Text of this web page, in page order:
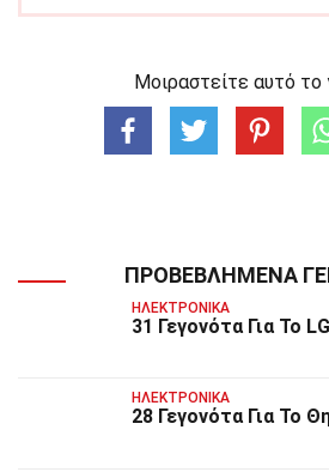
Μοιραστείτε αυτό το
ΠΡΟΒΕΒΛΗΜΈΝΑ
ΗΛΕΚΤΡΟΝΙΚΆ
31 Γεγονότα Για Το
ΗΛΕΚΤΡΟΝΙΚΆ
28 Γεγονότα Για Το